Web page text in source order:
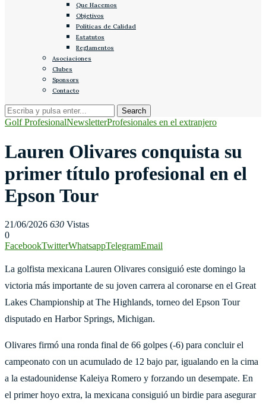
Que Hacemos
Objetivos
Políticas de Calidad
Estatutos
Reglamentos
Asociaciones
Clubes
Sponsors
Contacto
Golf ProfesionalNewsletterProfesionales en el extranjero
Lauren Olivares conquista su
primer título profesional en el
Epson Tour
21/06/2026 630 Vistas
0
FacebookTwitterWhatsappTelegramEmail
La golfista mexicana Lauren Olivares consiguió este domingo la
victoria más importante de su joven carrera al coronarse en el Great
Lakes Championship at The Highlands, torneo del Epson Tour
disputado en Harbor Springs, Michigan.
Olivares firmó una ronda final de 66 golpes (-6) para concluir el
campeonato con un acumulado de 12 bajo par, igualando en la cima
a la estadounidense Kaleiya Romero y forzando un desempate. En
el primer hoyo extra, la mexicana consiguió un birdie para asegurar